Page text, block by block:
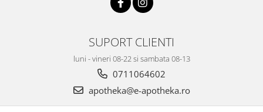
SUPORT CLIENTI
luni - vineri 08-22 si sambata 08-13
0711064602
apotheka@e-apotheka.ro